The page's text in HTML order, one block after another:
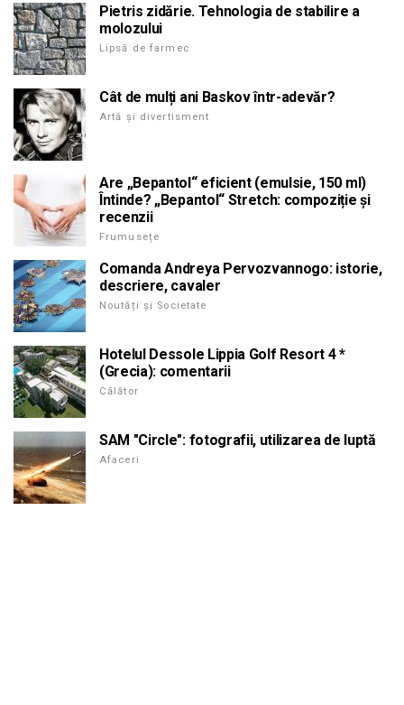
Pietris zidărie. Tehnologia de stabilire a
molozului
Lipsă de farmec
Cât de mulți ani Baskov într-adevăr?
Artă și divertisment
Are „Bepantol“ eficient (emulsie, 150 ml)
Întinde? „Bepantol“ Stretch: compoziție și
recenzii
Frumusețe
Comanda Andreya Pervozvannogo: istorie,
descriere, cavaler
Noutăți și Societate
Hotelul Dessole Lippia Golf Resort 4 *
(Grecia): comentarii
Călător
SAM "Circle": fotografii, utilizarea de luptă
Afaceri